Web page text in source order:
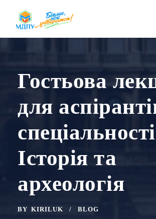
Гостьова
для
Історія та
археологія
BY KIRILUK
BLOG